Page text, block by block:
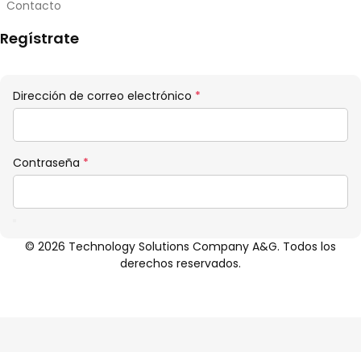
Contacto
Regístrate
Dirección de correo electrónico *
Contraseña *
© 2026 Technology Solutions Company A&G. Todos los
derechos reservados.